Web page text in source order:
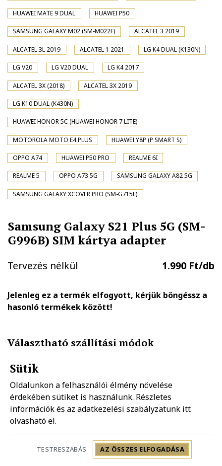
HUAWEI MATE 9 DUAL HUAWEI P50
SAMSUNG GALAXY M02 (SM-M022F) ALCATEL 3 2019
ALCATEL 3L 2019 ALCATEL 1 2021 LG K4 DUAL (K130N)
LG V20 LG V20 DUAL LG K4 2017
ALCATEL 3X (2018) ALCATEL 3X 2019
LG K10 DUAL (K430N)
HUAWEI HONOR 5C (HUAWEI HONOR 7 LITE)
MOTOROLA MOTO E4 PLUS HUAWEI Y8P (P SMART S)
OPPO A74 HUAWEI P50 PRO REALME 6I
REALME 5 OPPO A73 5G SAMSUNG GALAXY A82 5G
SAMSUNG GALAXY XCOVER PRO (SM-G715F)
Samsung Galaxy S21 Plus 5G (SM-
G996B) SIM kártya adapter
Tervezés nélkül 1.990 Ft/db
Jelenleg ez a termék elfogyott, kérjük böngéssz a
hasonló termékek között!
Választható szállítási módok
GLS házhozszállítás
1.890 Ft
FOXPOST-Packeta group automatába
990 Ft
Mpl házhozszállításMpl postapont
1.490 Ft
Sütik
Oldalunkon a felhasználói élmény növelése
érdekében sütiket is használunk. Részletes
információk és az adatkezelési szabályzatunk itt
olvasható el.
TESTRESZABÁS AZ ÖSSZES ELFOGADÁSA